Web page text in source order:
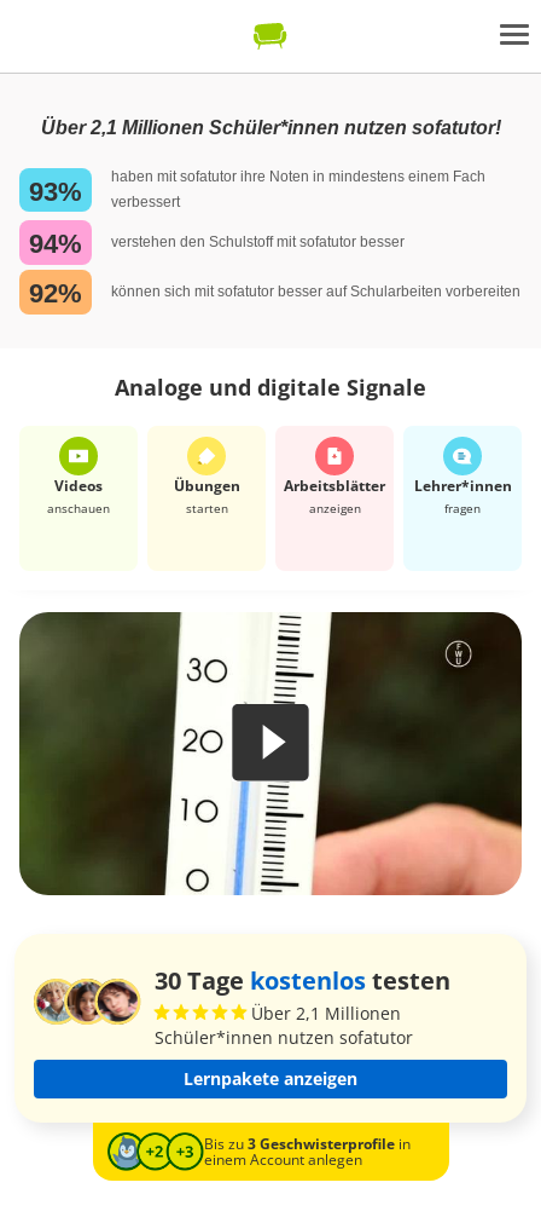
Über 2,1 Millionen Schüler*innen nutzen sofatutor!
93%
haben mit sofatutor ihre Noten in mindestens einem Fach
verbessert
94% verstehen den Schulstoff mit sofatutor besser
92% können sich mit sofatutor besser auf Schularbeiten vorbereiten
Analoge und digitale Signale
Videos
anschauen
Übungen
starten
Arbeits­blätter
anzeigen
Lehrer*​innen
fragen
30 Tage kostenlostesten
Über 2,1 Millionen
Schüler*innen nutzen sofatutor
Lernpakete anzeigen
Bis zu3 Geschwisterprofilein
einem Account anlegen